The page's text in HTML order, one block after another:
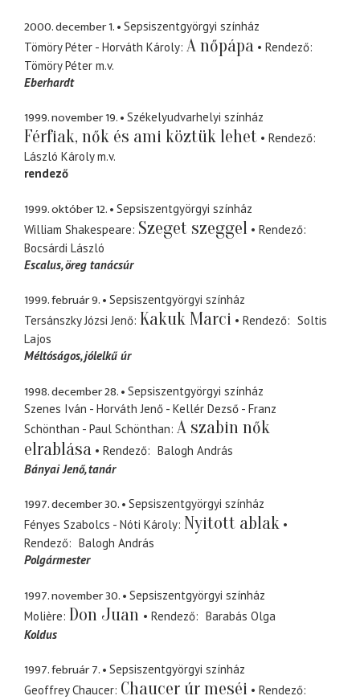
2000. december 1.
Sepsiszentgyörgyi színház
Tömöry Péter - Horváth Károly A nőpápa
Rendező
Tömöry Péter m.v.
Eberhardt
1999. november 19. Székelyudvarhelyi színház
Férfiak, nők és ami köztük lehet
Rendező
László Károly m.v.
rendező
1999. október 12.
Sepsiszentgyörgyi színház
William Shakespeare Szeget szeggel
Rendező
Bocsárdi László
Escalus öreg tanácsúr
1999. február 9.
Sepsiszentgyörgyi színház
Tersánszky Józsi Jenő Kakuk Marci Rendező
Soltis
Lajos
Méltóságos jólelkű úr
1998. december 28.
Sepsiszentgyörgyi színház
Szenes Iván - Horváth Jenő - Kellér Dezső - Franz
Schönthan - Paul Schönthan A szabin nők
elrablása
Rendező
Balogh András
Bányai Jenő tanár
1997. december 30.
Sepsiszentgyörgyi színház
Fényes Szabolcs - Nóti Károly Nyitott ablak
Rendező
Balogh András
Polgármester
1997. november 30.
Sepsiszentgyörgyi színház
Molière Don Juan Rendező
Barabás Olga
Koldus
1997. február 7.
Sepsiszentgyörgyi színház
Geoffrey Chaucer Chaucer úr meséi Rendező